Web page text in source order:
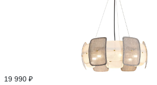
19 990 ₽